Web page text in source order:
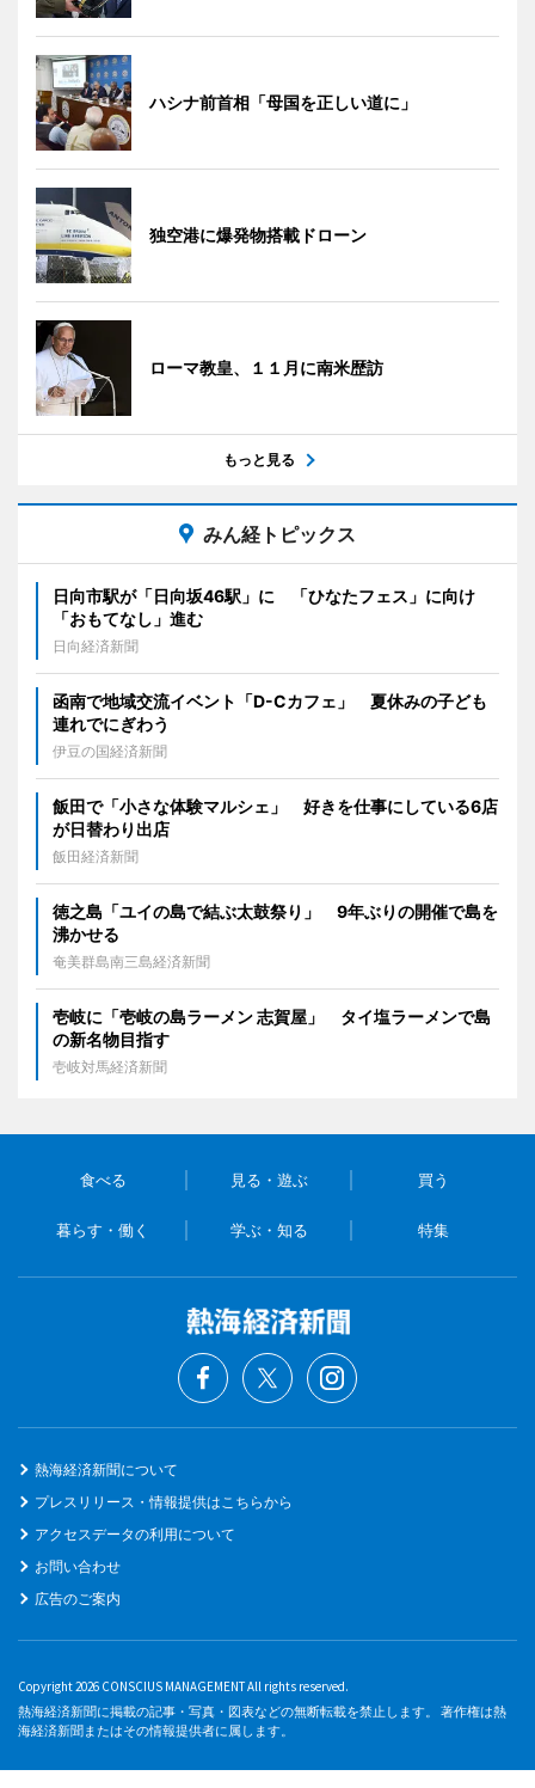
ハシナ前首相「母国を正しい道に」
独空港に爆発物搭載ドローン
ローマ教皇、１１月に南米歴訪
もっと見る
みん経トピックス
日向市駅が「日向坂46駅」に 「ひなたフェス」に向け
「おもてなし」進む
日向経済新聞
函南で地域交流イベント「D-Cカフェ」 夏休みの子ども
連れでにぎわう
伊豆の国経済新聞
飯田で「小さな体験マルシェ」 好きを仕事にしている6店
が日替わり出店
飯田経済新聞
徳之島「ユイの島で結ぶ太鼓祭り」 9年ぶりの開催で島を
沸かせる
奄美群島南三島経済新聞
壱岐に「壱岐の島ラーメン 志賀屋」 タイ塩ラーメンで島
の新名物目指す
壱岐対馬経済新聞
食べる 見る・遊ぶ 買う
暮らす・働く 学ぶ・知る 特集
熱海経済新聞について
プレスリリース・情報提供はこちらから
アクセスデータの利用について
お問い合わせ
広告のご案内
Copyright 2026 CONSCIUS MANAGEMENT All rights reserved.
熱海経済新聞に掲載の記事・写真・図表などの無断転載を禁止します。 著作権は熱
海経済新聞またはその情報提供者に属します。